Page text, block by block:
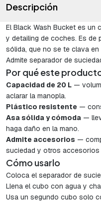
Descripción
El Black Wash Bucket es un
y detailing de coches. Es de
sólida, que no se te clava
Admite separador de
Por qué este
Capacidad de 20 L —
aclarar la manopla.
Plástico resistente —
Asa sólida y cómoda —
haga daño en la mano.
Admite accesorios —
suciedad y otros
Cómo usarlo
Coloca el separador de
Llena el cubo con agua y
Usa un segundo cubo solo